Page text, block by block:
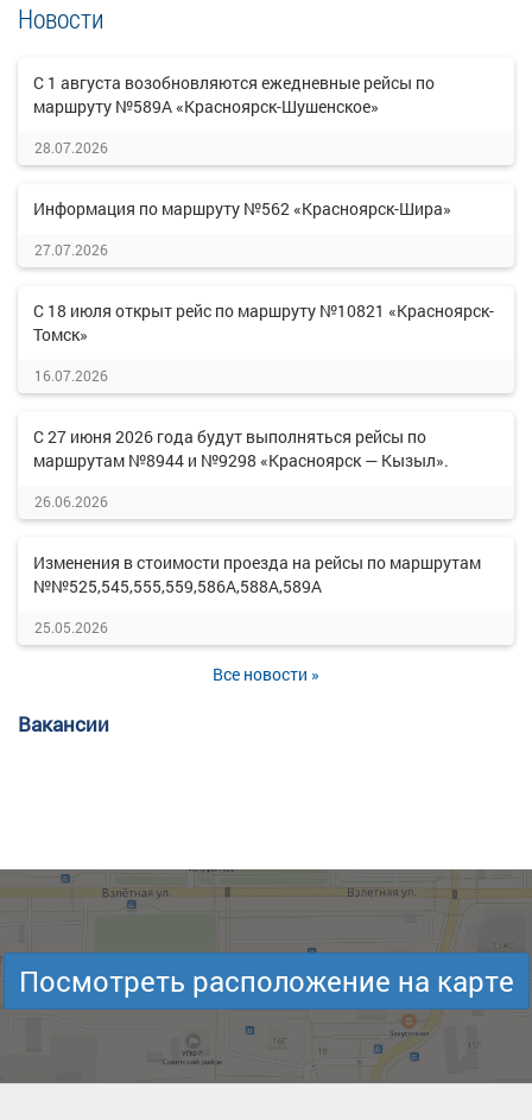
Новости
С 1 августа возобновляются ежедневные рейсы по
маршруту №589А «Красноярск-Шушенское»
28.07.2026
Информация по маршруту №562 «Красноярск-Шира»
27.07.2026
С 18 июля открыт рейс по маршруту №10821 «Красноярск-
Томск»
16.07.2026
С 27 июня 2026 года будут выполняться рейсы по
маршрутам №8944 и №9298 «Красноярск — Кызыл».
26.06.2026
Изменения в стоимости проезда на рейсы по маршрутам
№№525,545,555,559,586А,588А,589А
25.05.2026
Все новости »
Вакансии
Посмотреть расположение на карте